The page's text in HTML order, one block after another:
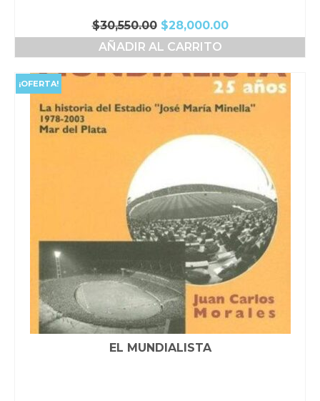
$30,550.00 El
precio
original
$30,550.00.
$28,000.00El
precio
$28,000.00.
AÑADIR AL CARRITO
¡OFERTA!
EL MUNDIALISTA